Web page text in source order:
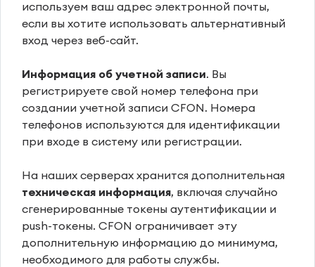
используем ваш адрес электронной почты,
если вы хотите использовать альтернативный
вход через веб-сайт.
Информация об учетной записи. Вы
регистрируете свой номер телефона при
создании учетной записи CFON. Номера
телефонов используются для идентификации
при входе в систему или регистрации.
На наших серверах хранится дополнительная
техническая информация, включая случайно
сгенерированные токены аутентификации и
push-токены. CFON ограничивает эту
дополнительную информацию до минимума,
необходимого для работы службы.